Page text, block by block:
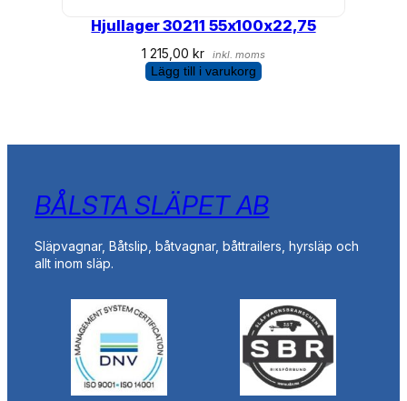
Hjullager 30211 55x100x22,75
1 215,00kr inkl. moms
Lägg till i varukorg
BÅLSTA SLÄPET AB
Släpvagnar, Båtslip, båtvagnar, båttrailers, hyrsläp och
allt inom släp.